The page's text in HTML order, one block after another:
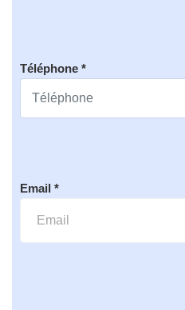
Téléphone *
Email *